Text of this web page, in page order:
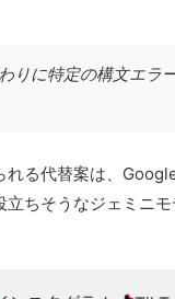
りに特定の構文エラ
る代替案は、
ちそうなジェミニモ